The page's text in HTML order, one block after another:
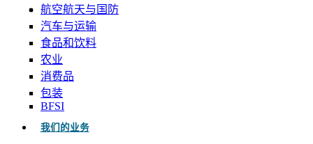
航空航天与国防
汽车与运输
食品和饮料
农业
消费品
包装
BFSI
我们的业务